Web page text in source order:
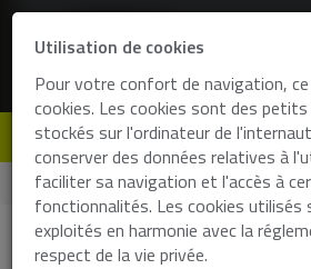
Home
Vision durable
Des solutions d'avenir
Utilisation de cookies
Pour votre confort de navigation,
cookies. Les cookies sont des
stockés sur l'ordinateur de
conserver des données relatives à
faciliter sa navigation et l'accès à
fonctionnalités. Les cookies utilisés
exploités en harmonie avec la
respect de la vie privée.